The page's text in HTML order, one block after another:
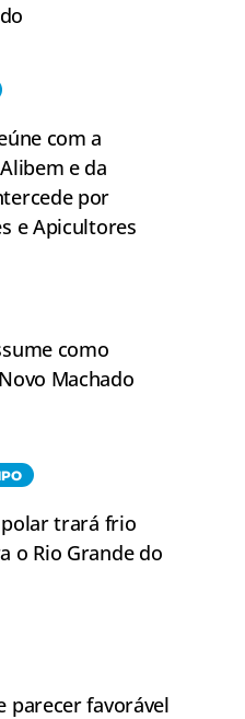
com a
e da
por
e Apicultores
como
Machado
polar trará frio
o Rio Grande do
parecer favorável